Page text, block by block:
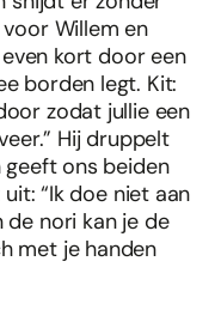
Willem en
kort door een
borden legt. Kit:
zodat jullie een
Hij druppelt
ons beiden
“Ik doe niet aan
nori kan je de
met je handen